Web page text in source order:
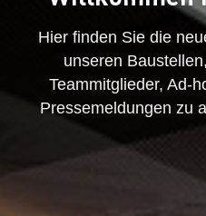
Hier finden Sie die
unseren
Teammitglieder, Ad-
Pressemeldungen zu